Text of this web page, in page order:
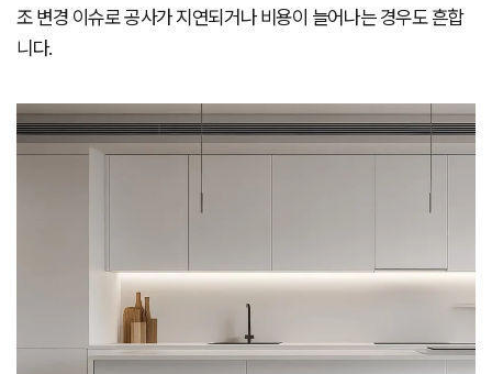
조 변경 이슈로 공사가 지연되거나 비용이 늘어나는 경우도 흔합
니다.